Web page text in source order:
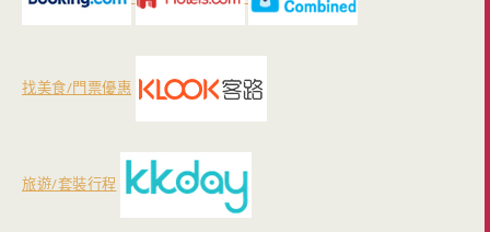
找美食/門票優惠
旅遊/套裝行程